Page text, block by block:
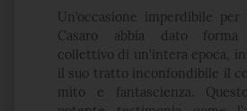
Un’occasione imperdibile
Casaro abbia dato forma
collettivo di un'intera epoca,
il suo tratto inconfondibile il
mito e fantascienza.